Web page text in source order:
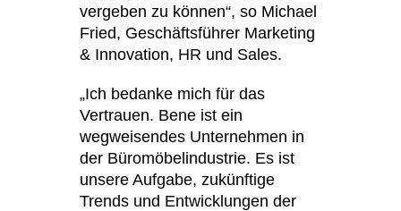
Senegal(SN)
Serbien (RS)
Slowakei(SK)
Slowenien(SI)
Spanien(ES)
Südkorea(KR)
vergeben zu können“, so Michael
Fried, Geschäftsführer Marketing
& Innovation, HR und Sales.
„Ich bedanke mich für das
Vertrauen. Bene ist ein
wegweisendes Unternehmen in
der Büromöbelindustrie. Es ist
unsere Aufgabe, zukünftige
Trends und Entwicklungen der